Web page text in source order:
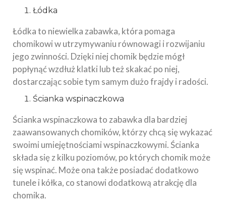
Łódka
Łódka to niewielka zabawka, która pomaga
chomikowi w utrzymywaniu równowagi i rozwijaniu
jego zwinności. Dzięki niej chomik będzie mógł
popłynąć wzdłuż klatki lub też skakać po niej,
dostarczając sobie tym samym dużo frajdy i radości.
Ścianka wspinaczkowa
Ścianka wspinaczkowa to zabawka dla bardziej
zaawansowanych chomików, którzy chcą się wykazać
swoimi umiejętnościami wspinaczkowymi. Ścianka
składa się z kilku poziomów, po których chomik może
się wspinać. Może ona także posiadać dodatkowo
tunele i kółka, co stanowi dodatkową atrakcję dla
chomika.